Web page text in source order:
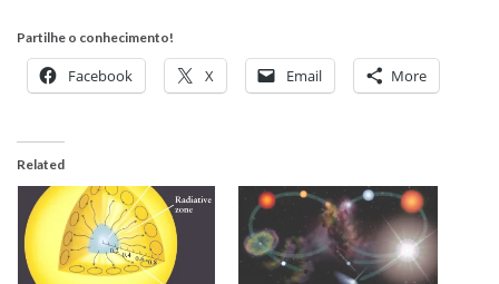
Partilhe o conhecimento!
Facebook X Email More
Related